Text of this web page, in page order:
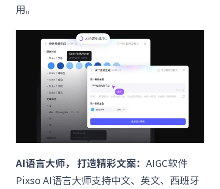
用。
AI语言大师， 打造精彩文案： AIGC软件
Pixso AI语言大师支持中文、英文、西班牙